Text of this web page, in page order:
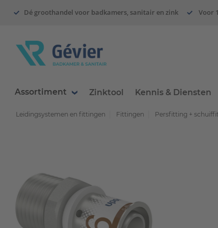
Dé groothandel voor badkamers, sanitair en zink Voor
Assortiment Zinktool Kennis & Diensten
Leidingsystemen en fittingen Fittingen Persfitting +